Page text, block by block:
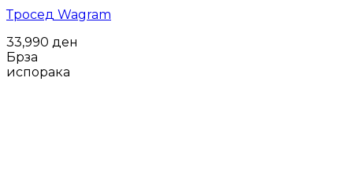
Тросед Wagram
33,990 ден
Брза
испорака